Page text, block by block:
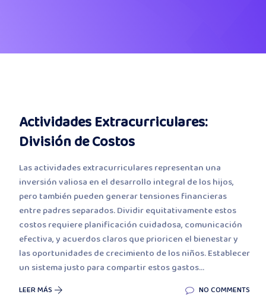
Actividades Extracurriculares:
División de Costos
Las actividades extracurriculares representan una
inversión valiosa en el desarrollo integral de los hijos,
pero también pueden generar tensiones financieras
entre padres separados. Dividir equitativamente estos
costos requiere planificación cuidadosa, comunicación
efectiva, y acuerdos claros que prioricen el bienestar y
las oportunidades de crecimiento de los niños. Establecer
un sistema justo para compartir estos gastos...
LEER MÁS NO COMMENTS